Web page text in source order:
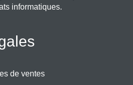
informatiques.
de ventes